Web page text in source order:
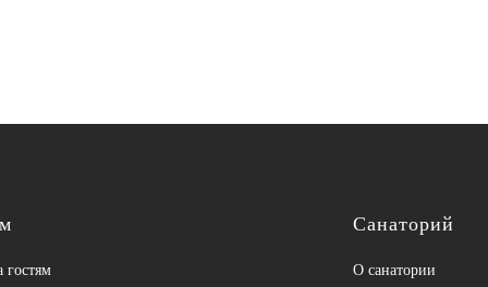
гостям
Санаторий
О санатории